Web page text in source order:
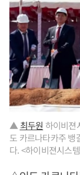
▲최두원 하이비젼
도 카르나타카주 뱅
다. <하이비젼시스